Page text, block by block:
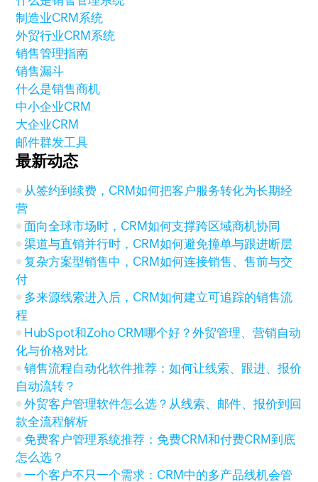
制造业CRM系统
外贸行业CRM系统
销售管理指南
销售漏斗
什么是销售商机
中小企业CRM
大企业CRM
邮件群发工具
最新动态
从签约到续费，CRM如何把客户服务转化为长期经
营
面向全球市场时，CRM如何支撑跨区域商机协同
渠道与直销并行时，CRM如何避免撞单与跟进断层
复杂方案型销售中，CRM如何连接销售、售前与交
付
多来源线索进入后，CRM如何建立可追踪的销售流
程
HubSpot和Zoho CRM哪个好？外贸管理、营销自动
化与价格对比
销售流程自动化软件推荐：如何让线索、跟进、报价
自动流转？
外贸客户管理软件怎么选？从线索、邮件、报价到回
款全流程解析
免费客户管理系统推荐：免费CRM和付费CRM到底
怎么选？
一个客户不只一个需求：CRM中的多产品线机会管